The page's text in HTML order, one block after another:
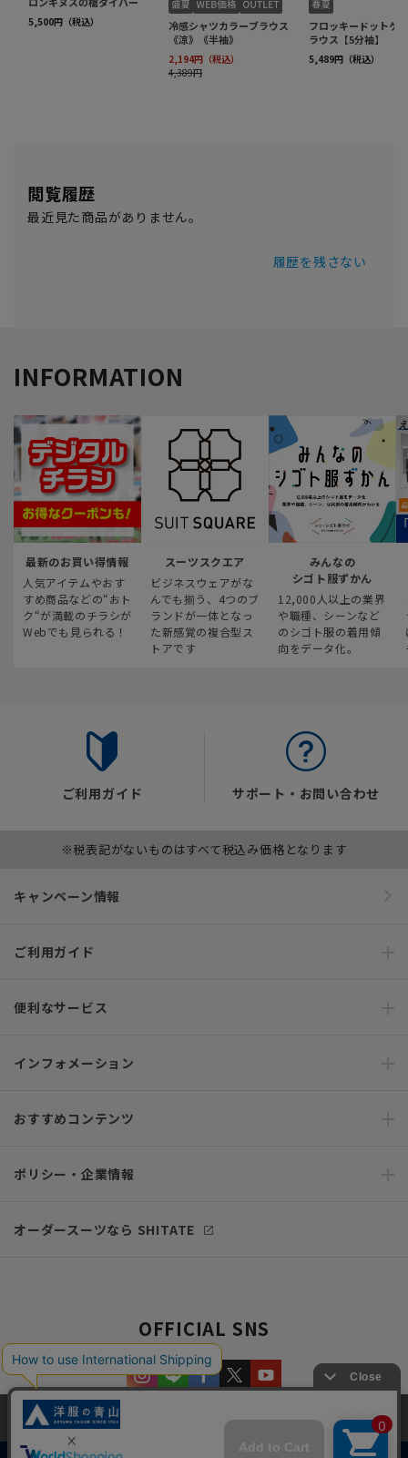
閲覧履歴
最近見た商品がありません。
履歴を残さない
INFORMATION
最新のお買い得情報
人気アイテムやおす
すめ商品などの“おト
ク“が満載のチラシが
Webでも見られる！
スーツスクエア
ビジネスウェアがな
んでも揃う、4つのブ
ランドが一体となっ
た新感覚の複合型ス
トアです
みんなの
シゴト服ずかん
12,000人以上の業界
や職種、シーンなど
のシゴト服の着用傾
向をデータ化。
ご利用ガイド サポート・お問い合わせ
※税表記がないものはすべて税込み価格となります
キャンペーン情報
ご利用ガイド
便利なサービス
インフォメーション
おすすめコンテンツ
ポリシー・企業情報
オーダースーツなら SHITATE
OFFICIAL SNS
当サイトでは、快適な閲覧体験とコンテンツ改善のためにCookieを使用